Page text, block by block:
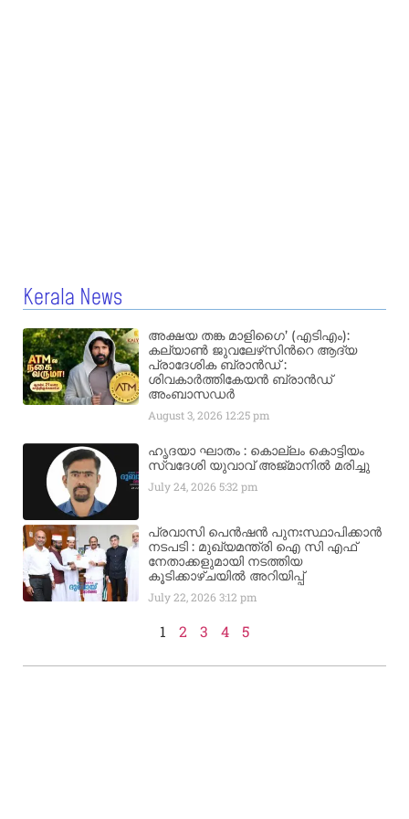
Kerala News
അക്ഷയ തങ്ക മാളിഗൈ’ (എടിഎം):
കല്യാണ്‍ ജുവലേഴ്‌സിന്‍റെ ആദ്യ
പ്രാദേശിക ബ്രാന്‍ഡ് :
ശിവകാര്‍ത്തികേയന്‍ ബ്രാന്‍ഡ്
അംബാസഡര്‍
August 3, 2026 12:25 pm
ഹൃദയാ ഘാതം : കൊല്ലം കൊട്ടിയം
സ്വദേശി യുവാവ് അജ്മാനിൽ മരിച്ചു
July 24, 20265:32 pm
പ്രവാസി പെൻഷൻ പുനഃസ്ഥാപിക്കാൻ
നടപടി : മുഖ്യമന്ത്രി ഐ സി എഫ്
നേതാക്കളുമായി നടത്തിയ
കൂടിക്കാഴ്ചയിൽ അറിയിപ്പ്
July 22, 20263:12 pm
1 2 3 4 5